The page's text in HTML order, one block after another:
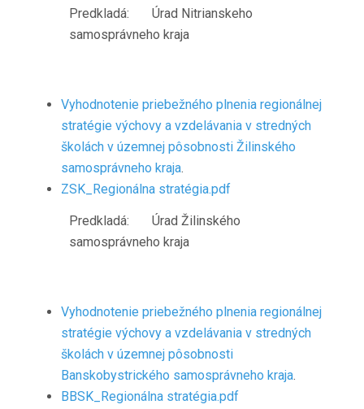
Predkladá: Úrad Nitrianskeho
samosprávneho kraja
Vyhodnotenie priebežného plnenia regionálnej
stratégie výchovy a vzdelávania v stredných
školách v územnej pôsobnosti Žilinského
samosprávneho kraja.
ZSK_Regionálna stratégia.pdf
Predkladá: Úrad Žilinského
samosprávneho kraja
Vyhodnotenie priebežného plnenia regionálnej
stratégie výchovy a vzdelávania v stredných
školách v územnej pôsobnosti
Banskobystrického samosprávneho kraja.
BBSK_Regionálna stratégia.pdf